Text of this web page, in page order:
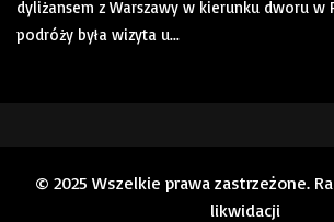
dyliżansem z Warszawy w kierunku dworu w
podróży była wizyta u...
© 2025 Wszelkie prawa zastrzeżone.
likwidacji